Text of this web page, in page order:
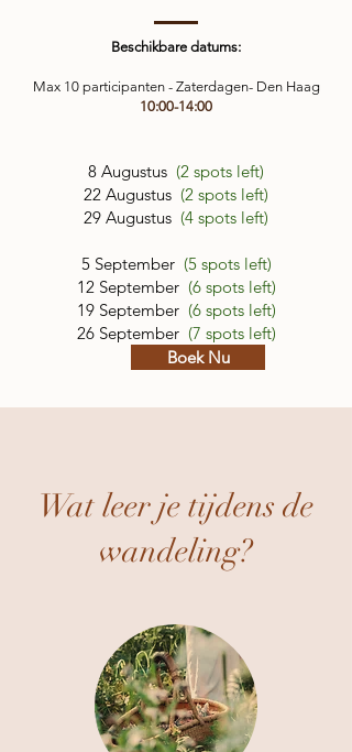
Beschikbare datums:
Max 10 participanten - Zaterdagen- Den Haag
10:00-14:00
8 Augustus (2 spots left)
22 Augustus (2 spots left)
29 Augustus (4 spots left)
5 September (5 spots left)
12 September (6 spots left)
19 September (6 spots left)
26 September (7 spots left)
Boek Nu
Wat leer je tijdens de
wandeling?